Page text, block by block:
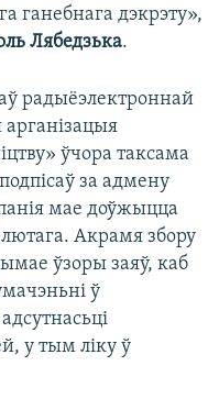
ганебнага дэкрэту»,
Лябедзька.
радыёэлектроннай
арганізацыя
ўчора таксама
за адмену
мае доўжыцца
Акрамя збору
ўзоры заяў, каб
ў
у тым ліку ў